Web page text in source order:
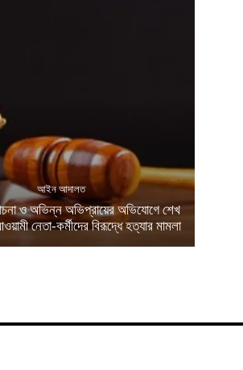
আইন আদালত
ও অভিন্ন অভিপ্রায়ের অভিযোগে শেখ
নেতা-কর্মীদের বিরূদ্ধে হত্যার মামলা